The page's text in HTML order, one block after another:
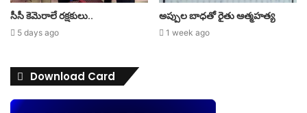
సీసీ కెమెరాలే రక్షకులు..
5 days ago
అప్పుల బాధతో రైతు ఆత్మహత్య
1 week ago
Download Card